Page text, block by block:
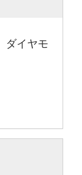
ダイヤモ